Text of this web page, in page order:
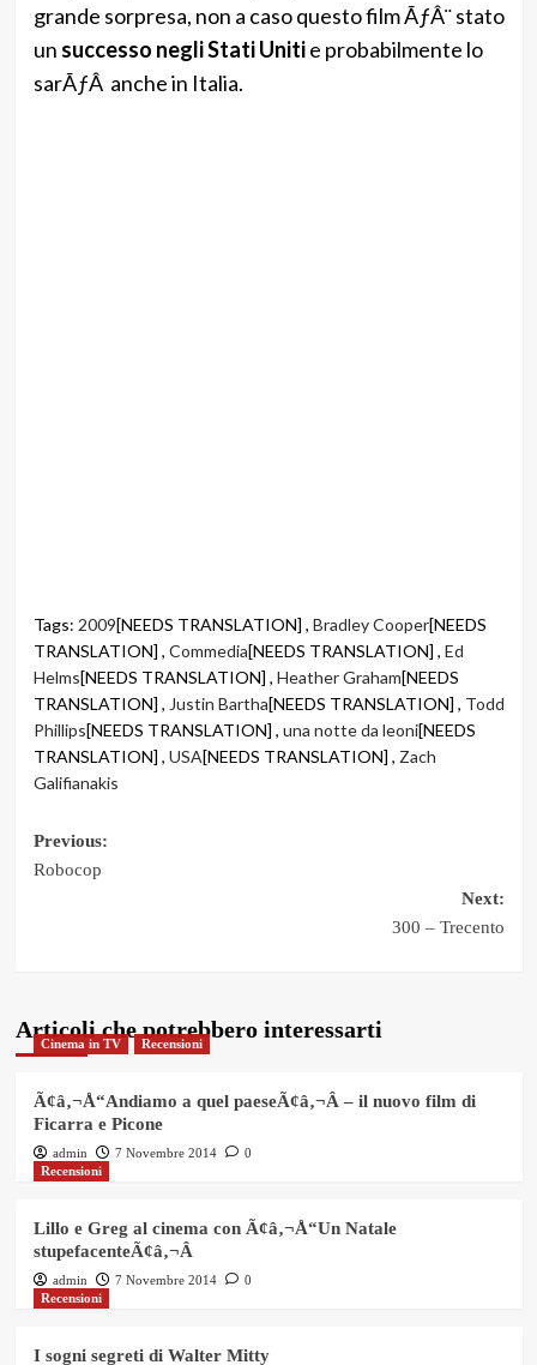
grande sorpresa, non a caso questo film ÃƒÂ¨ stato
un successo negli Stati Unitie probabilmente lo
sarÃƒÂ anche in Italia.
Tags: 2009[NEEDS TRANSLATION] , Bradley Cooper[NEEDS
TRANSLATION] , Commedia[NEEDS TRANSLATION] , Ed
Helms[NEEDS TRANSLATION] , Heather Graham[NEEDS
TRANSLATION] , Justin Bartha[NEEDS TRANSLATION] , Todd
Phillips[NEEDS TRANSLATION] , una notte da leoni[NEEDS
TRANSLATION] , USA[NEEDS TRANSLATION] , Zach
Galifianakis
Post
Previous:
Robocop
Next:
300 – Trecento
Articoli che potrebbero interessarti
Cinema in TV Recensioni
Ã¢â‚¬Å“Andiamo a quel paeseÃ¢â‚¬Â – il nuovo film di
Ficarra e Picone
admin 7 Novembre 2014
0
Recensioni
Lillo e Greg al cinema con Ã¢â‚¬Å“Un Natale
stupefacenteÃ¢â‚¬Â
admin 7 Novembre 2014
0
Recensioni
I sogni segreti di Walter Mitty